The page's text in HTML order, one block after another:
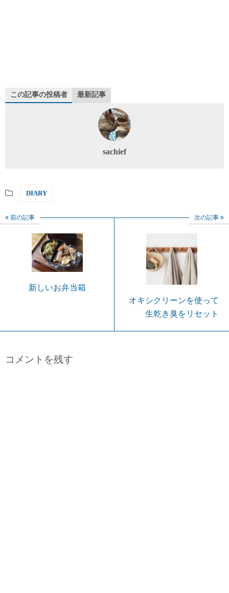
この記事の投稿者 最新記事
sachief
DIARY
前の記事
新しいお弁当箱
次の記事
オキシクリーンを使って
生乾き臭をリセット
コメントを残す